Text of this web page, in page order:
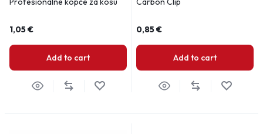
1,05€
Add to cart
0,85€
Add to cart